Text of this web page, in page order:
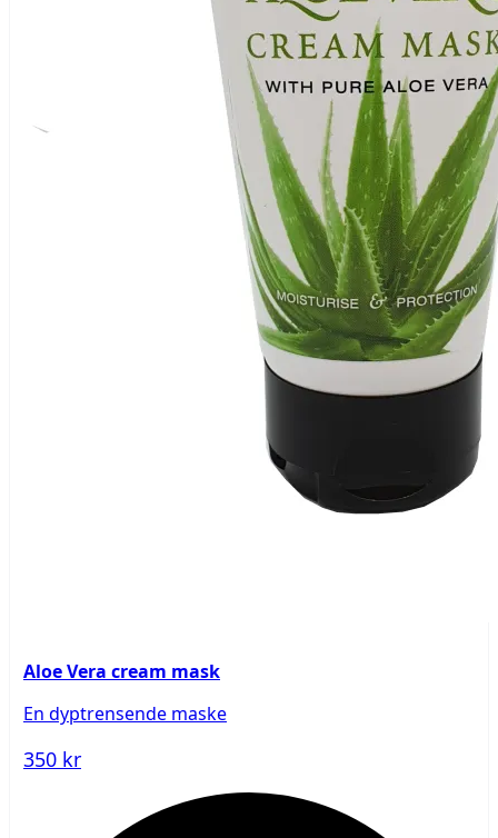
Aloe Vera cream mask
En dyptrensende maske
350 kr